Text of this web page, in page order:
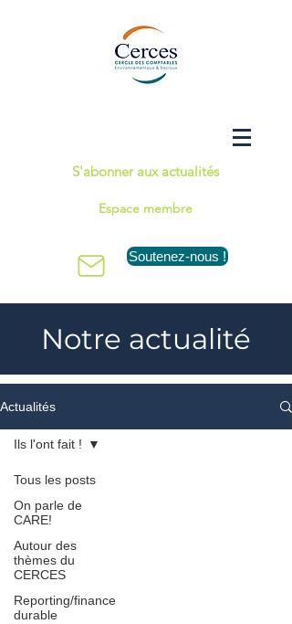
S'abonner aux actualités
Espace membre
Soutenez-nous !
Notre actualité
Actualités
Tous les posts
On parle de
CARE!
Autour des
thèmes du
CERCES
Reporting/finance
durable
Ils l'ont fait !